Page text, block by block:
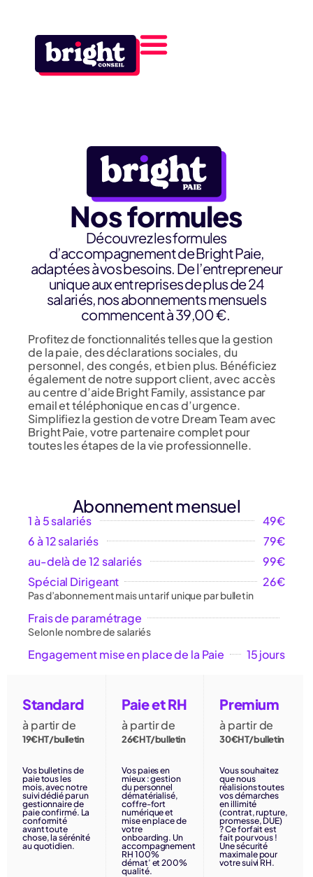
Nos formules
Découvrez les formules
d’accompagnement de Bright Paie,
adaptées à vos besoins. De l’entrepreneur
unique aux entreprises de plus de 24
salariés, nos abonnements mensuels
commencent à 39,00 €.
Profitez de fonctionnalités telles que la gestion
de la paie, des déclarations sociales, du
personnel, des congés, et bien plus. Bénéficiez
également de notre support client, avec accès
au centre d’aide Bright Family, assistance par
email et téléphonique en cas d’urgence.
Simplifiez la gestion de votre Dream Team avec
Bright Paie, votre partenaire complet pour
toutes les étapes de la vie professionnelle.
Abonnement mensuel
1 à 5 salariés
49€
6 à 12 salariés
79€
au-delà de 12 salariés
99€
Spécial Dirigeant
26€
Pas d’abonnement mais un tarif unique par bulletin
Frais de paramétrage
Selon le nombre de salariés
Engagement mise en place de la Paie 15 jours
Standard
à partir de
19€HT/bulletin
Vos bulletins de
paie tous les
mois, avec notre
suivi dédié par un
gestionnaire de
paie confirmé. La
conformité
avant toute
chose, la sérénité
au quotidien.
Paie et RH
à partir de
26€HT/bulletin
Vos paies en
mieux : gestion
du personnel
dématérialisé,
coffre-fort
numérique et
mise en place de
votre
onboarding. Un
accompagnement
RH 100%
démat’ et 200%
qualité.
Premium
à partir de
30€HT/bulletin
Vous souhaitez
que nous
réalisions toutes
vos démarches
en illimité
(contrat, rupture,
promesse, DUE)
? Ce forfait est
fait pour vous !
Une sécurité
maximale pour
votre suivi RH.